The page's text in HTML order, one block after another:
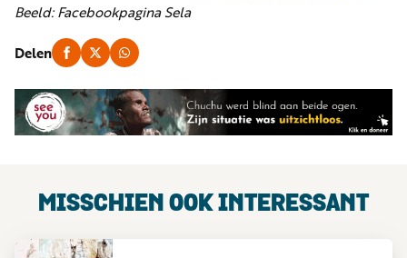
Beeld: Facebookpagina Sela
Delen
MISSCHIEN OOK INTERESSANT